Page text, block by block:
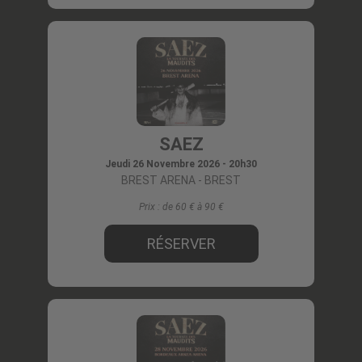
SAEZ
Jeudi 26 Novembre 2026 - 20h30
BREST ARENA - BREST
Prix : de 60 € à 90
RÉSERVER